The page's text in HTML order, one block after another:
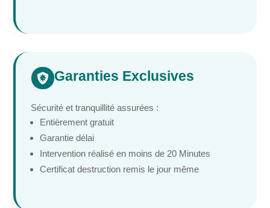
 Garanties Exclusives
Sécurité et tranquillité assurées :
Entièrement gratuit
Garantie délai
Intervention réalisé en moins de 20 Minutes
Certificat destruction remis le jour même